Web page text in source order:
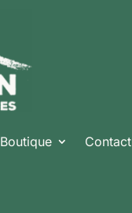
Boutique Contact